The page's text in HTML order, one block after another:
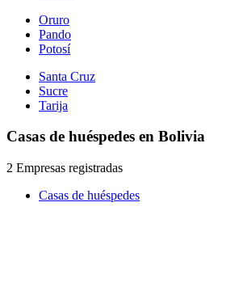
Oruro
Pando
Potosí
Santa Cruz
Sucre
Tarija
Casas de huéspedes en Bolivia
2 Empresas registradas
Casas de huéspedes